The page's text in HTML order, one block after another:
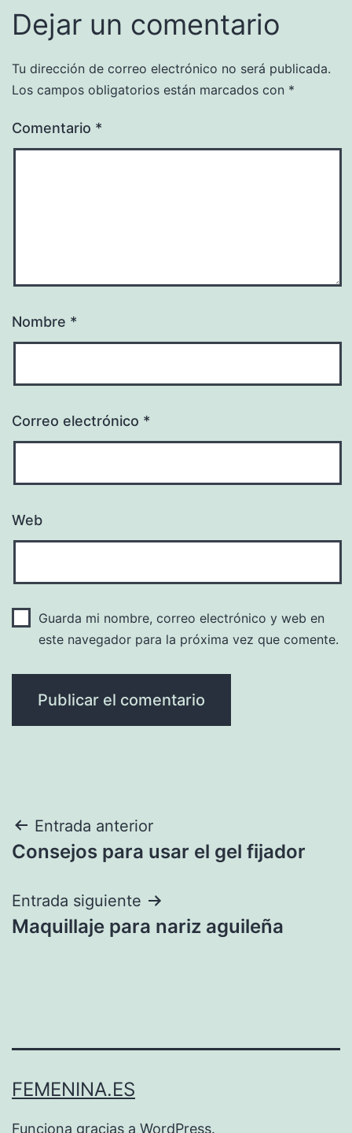
Dejar un comentario
Tu dirección de correo electrónico no será publicada.
Los campos obligatorios están marcados con *
Comentario *
Nombre *
Correo electrónico *
Web
Guarda mi nombre, correo electrónico y web en
este navegador para la próxima vez que comente.
Navegación
de
entradas
Entrada anterior
Consejos para usar el gel fijador
Entrada siguiente
Maquillaje para nariz aguileña
FEMENINA.ES
Funciona gracias a WordPress.